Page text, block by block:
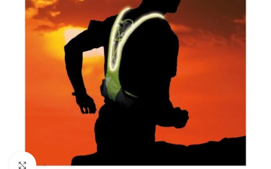
Suurendamiseks klõpsake